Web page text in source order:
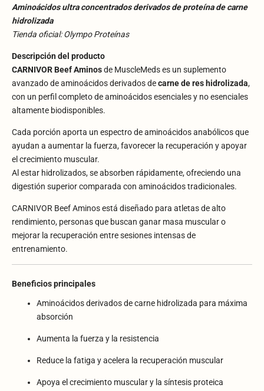
Aminoácidos ultra concentrados derivados de proteína de carne
hidrolizada
Tienda oficial: Olympo Proteínas
Descripción del producto
CARNIVOR Beef Aminosde MuscleMeds es un suplemento
avanzado de aminoácidos derivados decarne de res hidrolizada,
con un perfil completo de aminoácidos esenciales y no esenciales
altamente biodisponibles.
Cada porción aporta un espectro de aminoácidos anabólicos que
ayudan a aumentar la fuerza, favorecer la recuperación y apoyar
el crecimiento muscular.
Al estar hidrolizados, se absorben rápidamente, ofreciendo una
digestión superior comparada con aminoácidos tradicionales.
CARNIVOR Beef Aminos está diseñado para atletas de alto
rendimiento, personas que buscan ganar masa muscular o
mejorar la recuperación entre sesiones intensas de
entrenamiento.
Beneficios principales
Aminoácidos derivados de carne hidrolizada para máxima
absorción
Aumenta la fuerza y la resistencia
Reduce la fatiga y acelera la recuperación muscular
Apoya el crecimiento muscular y la síntesis proteica